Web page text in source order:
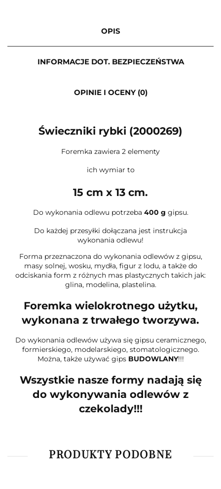
OPIS
INFORMACJE DOT. BEZPIECZEŃSTWA
OPINIE I OCENY (0)
Świeczniki rybki (2000269)
Foremka zawiera 2 elementy
ich wymiar to
15 cm x 13 cm.
Do wykonania odlewu potrzeba 400 g gipsu.
Do każdej przesyłki dołączana jest instrukcja
wykonania odlewu!
Forma przeznaczona do wykonania odlewów z gipsu,
masy solnej, wosku, mydła, figur z lodu, a także do
odciskania form z różnych mas plastycznych takich jak:
glina, modelina, plastelina.
Foremka wielokrotnego użytku,
wykonana z trwałego tworzywa.
Do wykonania odlewów używa się gipsu ceramicznego,
formierskiego, modelarskiego, stomatologicznego.
Można, także używać gips BUDOWLANY!!!
Wszystkie nasze formy nadają się
do wykonywania odlewów z
czekolady!!!
PRODUKTY PODOBNE